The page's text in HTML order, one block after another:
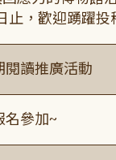
，歡迎踴躍投
閱讀推廣活動
名參加~